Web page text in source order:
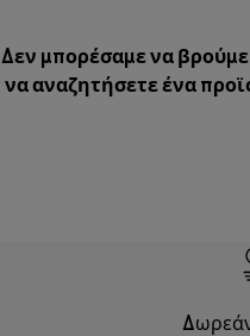
Δεν μπορέσαμε να
να αναζητήσετε ένα